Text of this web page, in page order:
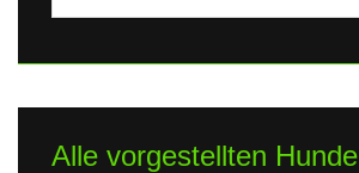
nach:
Alle vorgestellten Hunde